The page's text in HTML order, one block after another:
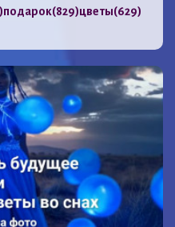
подарок(829)цветы(629)